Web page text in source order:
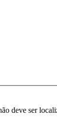
deve ser